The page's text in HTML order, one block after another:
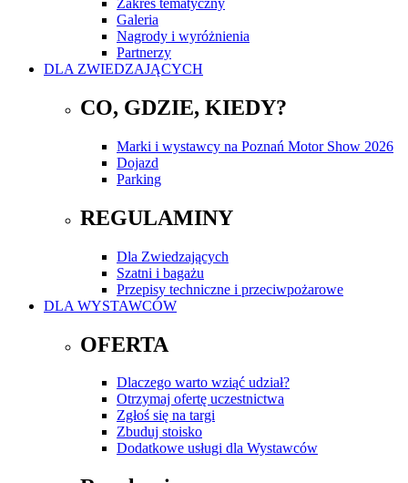
Zakres tematyczny
Galeria
Nagrody i wyróżnienia
Partnerzy
DLA ZWIEDZAJĄCYCH
CO, GDZIE, KIEDY?
Marki i wystawcy na Poznań Motor Show 2026
Dojazd
Parking
REGULAMINY
Dla Zwiedzających
Szatni i bagażu
Przepisy techniczne i przeciwpożarowe
DLA WYSTAWCÓW
OFERTA
Dlaczego warto wziąć udział?
Otrzymaj ofertę uczestnictwa
Zgłoś się na targi
Zbuduj stoisko
Dodatkowe usługi dla Wystawców